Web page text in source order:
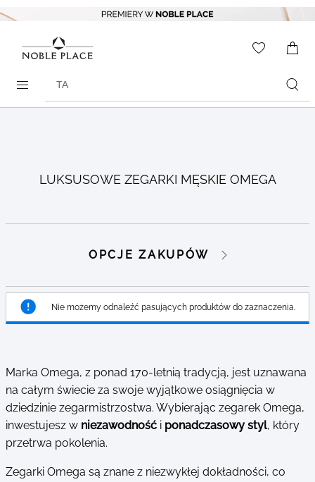
products
LUKSUSOWE ZEGARKI MĘSKIE OMEGA
Nie możemy odnaleźć pasujących produktów do zaznaczenia.
OPCJE ZAKUPÓW
Marka Omega, z ponad 170-letnią tradycją, jest uznawana
na całym świecie za swoje wyjątkowe osiągnięcia w
dziedzinie zegarmistrzostwa. Wybierając zegarek Omega,
inwestujesz w niezawodność i ponadczasowy styl, który
przetrwa pokolenia.
Zegarki Omega są znane z niezwykłej dokładności, co